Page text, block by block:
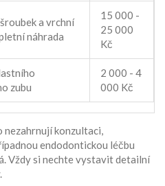
a vrchní
náhrada
15 000 -
25 000
Kč
zubu
2 000 - 4
000 Kč
nezahrnují konzultaci,
endodontickou léčbu
Vždy si nechte vystavit detailní